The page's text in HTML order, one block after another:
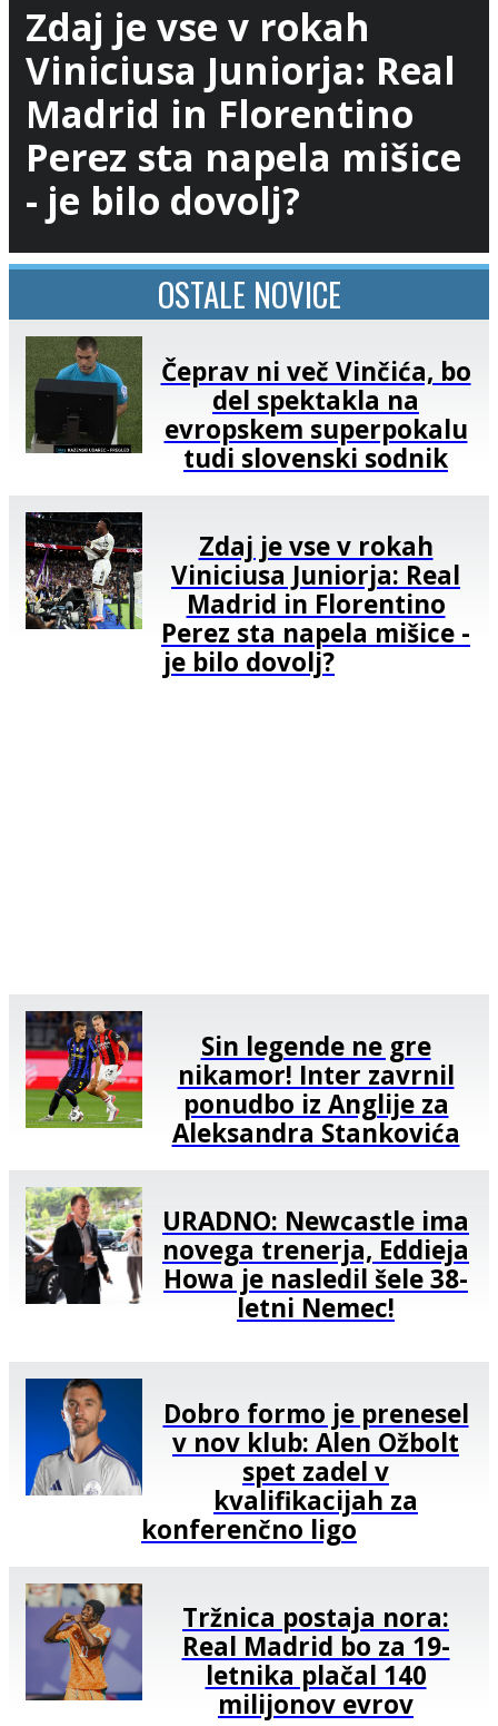
Zdaj je vse v rokah
Viniciusa Juniorja: Real
Madrid in Florentino
Perez sta napela mišice
- je bilo dovolj?
OSTALE NOVICE
Čeprav ni več Vinčića, bo
del spektakla na
evropskem superpokalu
tudi slovenski sodnik
Zdaj je vse v rokah
Viniciusa Juniorja: Real
Madrid in Florentino
Perez sta napela mišice -
je bilo dovolj?
Sin legende ne gre
nikamor! Inter zavrnil
ponudbo iz Anglije za
Aleksandra Stankovića
URADNO: Newcastle ima
novega trenerja, Eddieja
Howa je nasledil šele 38-
letni Nemec!
Dobro formo je prenesel
v nov klub: Alen Ožbolt
spet zadel v
kvalifikacijah za
konferenčno ligo
Tržnica postaja nora:
Real Madrid bo za 19-
letnika plačal 140
milijonov evrov